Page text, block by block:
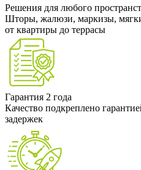
Решения для любого
Шторы, жалюзи, маркизы,
от квартиры до террасы
Гарантия 2 года
Качество подкреплено
задержек